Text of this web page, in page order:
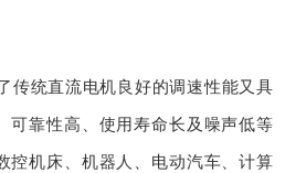
传统直流电机良好的调速性能又具
可靠性高、使用寿命长及噪声低等
控机床、机器人、电动汽车、计算